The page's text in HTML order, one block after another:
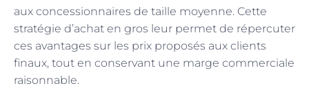
aux concessionnaires de taille moyenne. Cette
stratégie d’achat en gros leur permet de répercuter
ces avantages sur les prix proposés aux clients
finaux, tout en conservant une marge commerciale
raisonnable.